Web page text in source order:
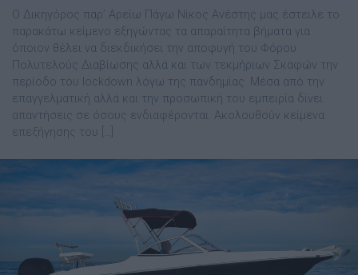
Ο Δικηγόρος παρ’ Αρείω Πάγω Νίκος Ανέστης μας έστειλε το
παρακάτω κείμενο εξηγώντας τα απαραίτητα βήματα για
όποιον θέλει να διεκδικήσει την αποφυγή του Φόρου
Πολυτελούς Διαβίωσης αλλά και των τεκμήριων Σκαφών την
περίοδο του lockdown λόγω της πανδημίας. Μέσα από την
επαγγελματική αλλά και την προσωπική του εμπειρία δίνει
απαντήσεις σε όσους ενδιαφέρονται. Ακολουθούν κείμενα
επεξήγησης του […]